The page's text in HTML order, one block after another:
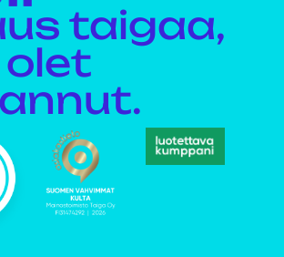
taigaa,